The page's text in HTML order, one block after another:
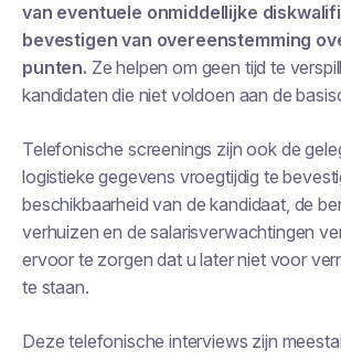
van eventuele onmiddellijke
bevestigen van overeenstemming
punten. Ze helpen om geen tijd te
kandidaten die niet voldoen aan de
Telefonische screenings zijn ook de
logistieke gegevens vroegtijdig te
beschikbaarheid van de kandidaat, de
verhuizen en de salarisverwachtingen
ervoor te zorgen dat u later niet voor
te staan.
Deze telefonische interviews zijn